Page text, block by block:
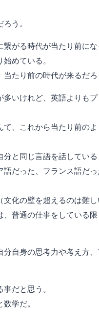
う。
がる時代が当たり前にな
めている。
たり前の時代が来るだろ
いけれど、英語よりも
、これから当たり前の
と同じ言語を話している
だった、フランス語だ
化の壁を超えるのは難し
普通の仕事をしている
自身の思考力や考え方
だと思う。
学だ。